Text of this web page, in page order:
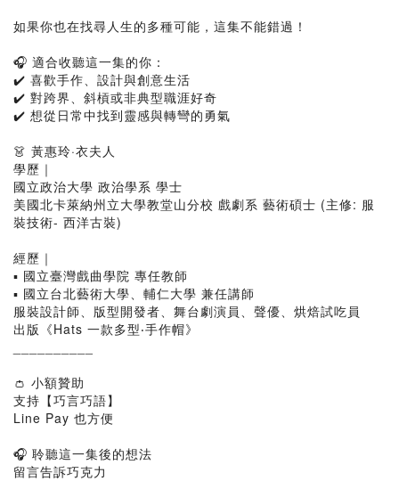
如果你也在找尋人生的多種可能，這集不能錯過！
🎧 適合收聽這一集的你：
✔️ 喜歡手作、設計與創意生活
✔️ 對跨界、斜槓或非典型職涯好奇
✔️ 想從日常中找到靈感與轉彎的勇氣
👗 黃惠玲·衣夫人
學歷｜
國立政治大學 政治學系 學士
美國北卡萊納州立大學教堂山分校 戲劇系 藝術碩士 (主修: 服
裝技術- 西洋古裝)
經歷｜
▪ 國立臺灣戲曲學院 專任教師
▪ 國立台北藝術大學、輔仁大學 兼任講師
服裝設計師、版型開發者、舞台劇演員、聲優、烘焙試吃員
出版《Hats 一款多型‧手作帽》
👛 小額贊助
支持【巧言巧語】
Line Pay 也方便
🎧 聆聽這一集後的想法
留言告訴巧克力